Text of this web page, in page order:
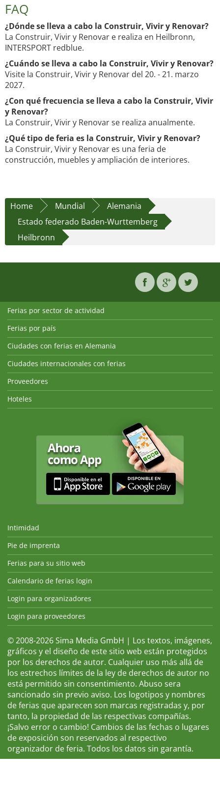
FAQ
¿Dónde se lleva a cabo la Construir, Vivir y Renovar?
La Construir, Vivir y Renovar e realiza en Heilbronn,
INTERSPORT redblue.
¿Cuándo se lleva a cabo la Construir, Vivir y Renovar?
Visite la Construir, Vivir y Renovar del 20. - 21. marzo
2027.
¿Con qué frecuencia se lleva a cabo la Construir, Vivir
y Renovar?
La Construir, Vivir y Renovar se realiza anualmente.
¿Qué tipo de feria es la Construir, Vivir y Renovar?
La Construir, Vivir y Renovar es una feria de
construcción, muebles y ampliación de interiores.
Home Mundial
Alemania
Estado federado Baden-Wurttemberg
Heilbronn
Ferias por sector de actividad
Ferias por país
Ciudades con ferias en Alemania
Ciudades internacionales con ferias
Proveedores
Hoteles
Intimidad
Pie de imprenta
Ferias para su sitio web
Calendario de ferias login
Login para organizadores
Login para proveedores
© 2008-2026 Sima Media GmbH | Los textos, imágenes,
gráficos y el diseño de este sitio web están protegidos
por los derechos de autor. Cualquier uso más allá de
los estrechos límites de la ley de derechos de autor no
está permitido sin consentimiento. Abuso sera
sancionado sin previo aviso. Los logotipos y nombres
de ferias que aparecen son marcas registradas y, por
tanto, la propiedad de las respectivas compañías.
¡Salvo error o cambio! Cambios de las fechas o lugares
de exposición son reservados al respectivo
organizador de feria. Todos los datos sin garantía.